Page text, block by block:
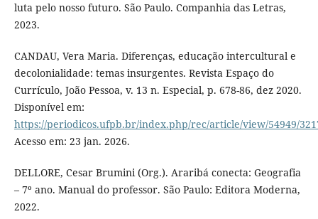
luta pelo nosso futuro. São Paulo. Companhia das Letras,
2023.
CANDAU, Vera Maria. Diferenças, educação intercultural e
decolonialidade: temas insurgentes. Revista Espaço do
Currículo, João Pessoa, v. 13 n. Especial, p. 678-86, dez 2020.
Disponível em:
https://periodicos.ufpb.br/index.php/rec/article/view/54949/
Acesso em: 23 jan. 2026.
DELLORE, Cesar Brumini (Org.). Araribá conecta: Geografia
– 7º ano. Manual do professor. São Paulo: Editora Moderna,
2022.